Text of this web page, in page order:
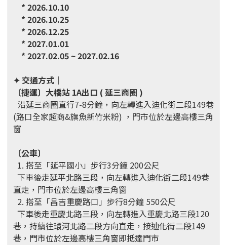
* 2026.10.10
* 2026.10.25
* 2026.12.25
* 2027.01.01
* 2027.02.05 ~2027.02.16
✦ 交通方式 ｜
〔捷運〕大橋站 1A出口 ( 延三商圈 )
沿延三商圈直行7-8分鐘，向左轉進入迪化街二段149巷
(路口全家超商&旗魚新竹米粉) ，門市位於左邊高樓三角
窗
〔公車〕
1. 搭至「延平國小」步行3分鐘 200公尺
下車後走延平北路三段，向左轉進入迪化街二段149巷
直走，門市位於左邊高樓三角窗
2. 搭至「昌吉重慶路口」步行8分鐘 550公尺
下車後走重慶北路三段，向左轉進入重慶北路三段120
巷，持續往環河北路二段方向直走，接迪化街二段149
巷，門市位於左邊高樓三角窗即抵達門市